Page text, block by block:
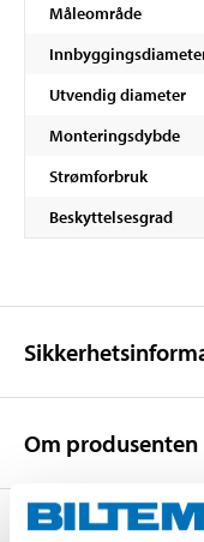
Måleområde
Utvendig diameter
Monteringsdybde
Strømforbruk
Beskyttelsesgrad
Om produsenten